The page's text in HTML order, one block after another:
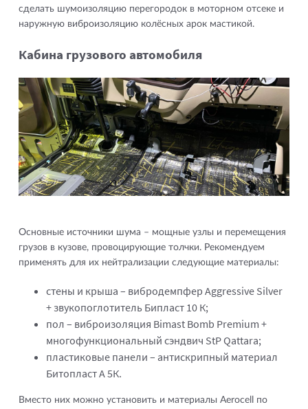
сделать шумоизоляцию перегородок в моторном отсеке и
наружную виброизоляцию колёсных арок мастикой.
Кабина грузового автомобиля
Основные источники шума – мощные узлы и перемещения
грузов в кузове, провоцирующие толчки. Рекомендуем
применять для их нейтрализации следующие материалы:
стены и крыша – вибродемпфер Aggressive Silver
+ звукопоглотитель Бипласт 10 К;
пол – виброизоляция Bimast Bomb Premium +
многофункциональный сэндвич StP Qattara;
пластиковые панели – антискрипный материал
Битопласт А 5К.
Вместо них можно установить и материалы Aerocell по